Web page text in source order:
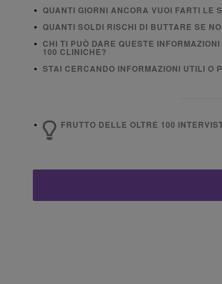
QUANTI GIORNI ANCORA VUOI FARTI LE
QUANTI SOLDI RISCHI DI BUTTARE SE
CHI TI PUÒ DARE QUESTE
100 CLINICHE?
STAI CERCANDO INFORMAZIONI UTILI O
FRUTTO DELLE OLTRE 100